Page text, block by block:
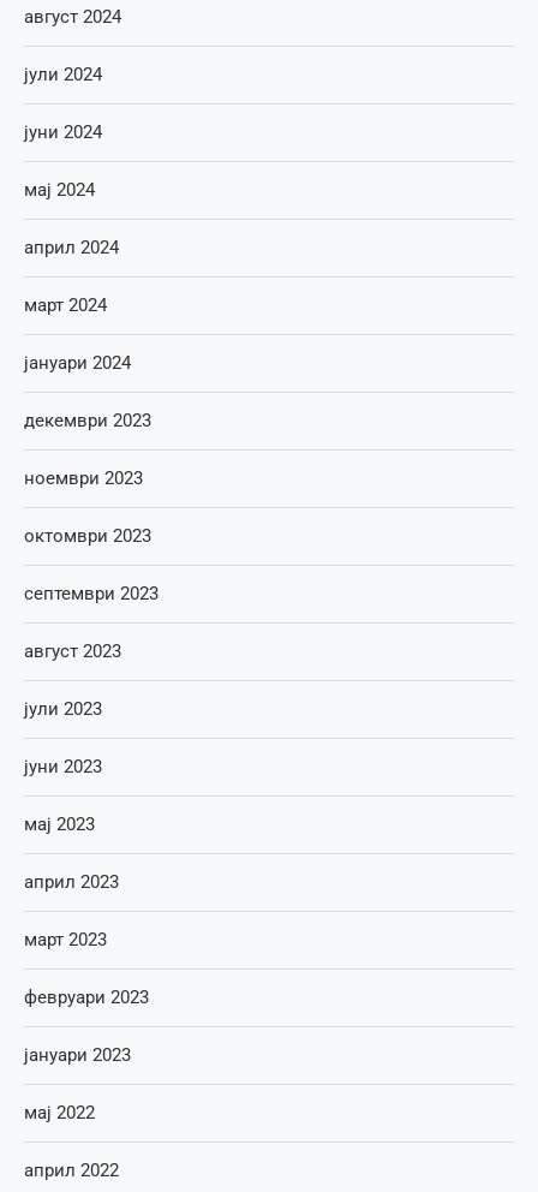
август 2024
јули 2024
јуни 2024
мај 2024
април 2024
март 2024
јануари 2024
декември 2023
ноември 2023
октомври 2023
септември 2023
август 2023
јули 2023
јуни 2023
мај 2023
април 2023
март 2023
февруари 2023
јануари 2023
мај 2022
април 2022